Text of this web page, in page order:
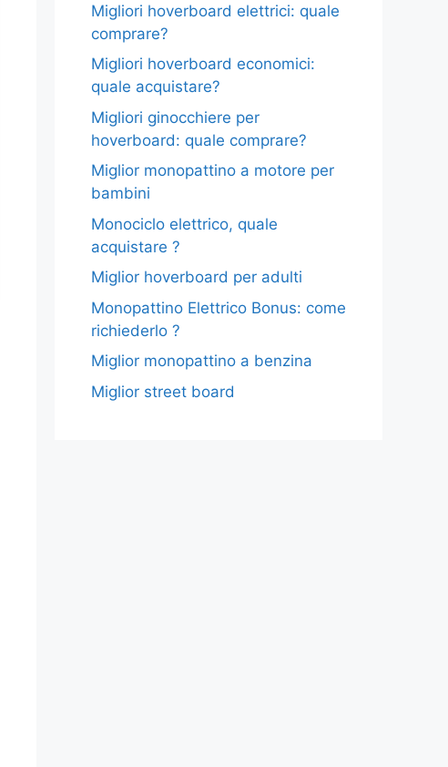
Migliori hoverboard elettrici: quale
comprare?
Migliori hoverboard economici:
quale acquistare?
Migliori ginocchiere per
hoverboard: quale comprare?
Miglior monopattino a motore per
bambini
Monociclo elettrico, quale
acquistare ?
Miglior hoverboard per adulti
Monopattino Elettrico Bonus: come
richiederlo ?
Miglior monopattino a benzina
Miglior street board